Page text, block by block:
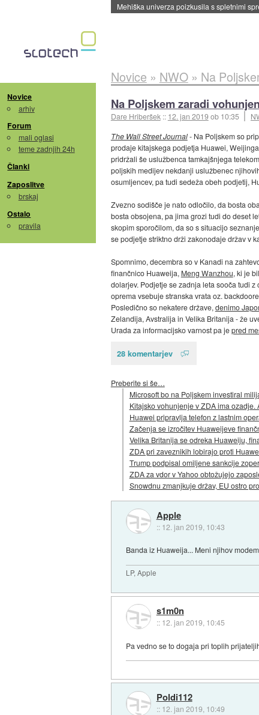
Evropska vesoljska agencija razvija svojo
Novice
arhiv
Forum
mali oglasi
teme zadnjih 24h
Članki
Zaposlitve
brskaj
Ostalo
pravila
Novice » NWO» Na
Na Poljskem zaradi
Dare Hriberšek :: 12. jan 2019ob 10:35
The Wall Street Journal- Na Poljskem so
prodaje kitajskega podjetja Huawei,
pridržali še uslužbenca tamkajšnjega
poljskih medijev nekdanji uslužbenec
osumljencev, pa tudi sedeža obeh podjetij,
Zvezno sodišče je nato odločilo, da bosta
bosta obsojena, pa jima grozi tudi do deset
skopim sporočilom, da so s situacijo
se podjetje striktno drži zakonodaje držav v
Spomnimo, decembra so v Kanadi na
finančnico Huaweija, Meng Wanzhou, ki je
dolarjev. Podjetje se zadnja leta sooča tudi
oprema vsebuje stranska vrata oz.
Posledično so nekatere države, denimo
Zelandija, Avstralija in Velika Britanija - že
Urada za informacijsko varnost pa jepred
28 komentarjev
Preberite si še…
Microsoft bo na Poljskem investiral
Kitajsko vohunjenje v ZDA ima ozadje.
Huawei pripravlja telefon z lastnim
Začenja se izročitev Huaweijeve
Velika Britanija se odreka Huaweiju,
ZDA pri zaveznikih lobirajo proti
Trump podpisal omiljene sankcije
ZDA za vdor v Yahoo obtožujejo
Snowdnu zmanjkuje držav, EU ostro
Apple
:: 12. jan 2019, 10:43
Banda iz Huaweija... Meni njihov
LP, Apple
s1m0n
:: 12. jan 2019, 10:45
Pa vedno se to dogaja pri toplih
Poldi112
:: 12. jan 2019, 10:49